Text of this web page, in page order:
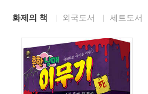
화제의 책 외국도서 세트도서